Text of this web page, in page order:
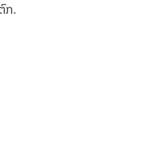
ກ.